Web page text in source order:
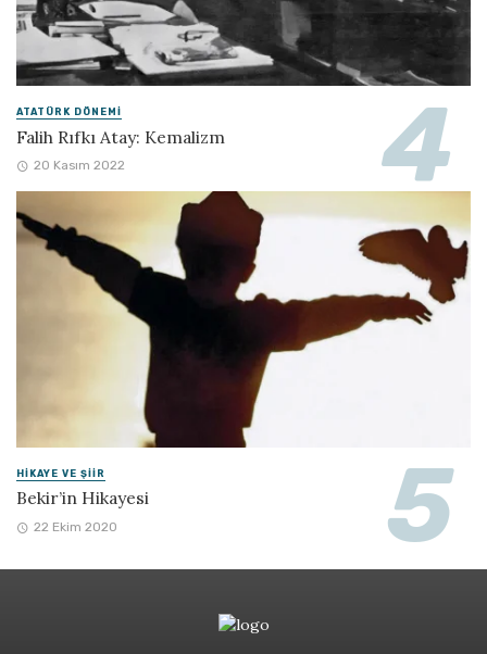
ATATÜRK DÖNEMI
Falih Rıfkı Atay: Kemalizm
20 Kasım 2022
HIKAYE VE ŞIIR
Bekir’in Hikayesi
22 Ekim 2020